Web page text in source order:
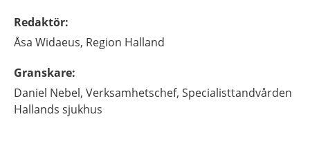
Redaktör:
Åsa Widaeus, Region Halland
Granskare:
Daniel Nebel, Verksamhetschef, Specialisttandvården
Hallands sjukhus